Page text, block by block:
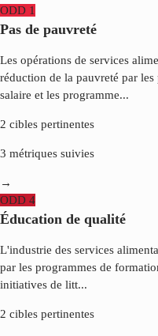
ODD 1
Pas de pauvreté
Les opérations de services
réduction de la pauvreté par
salaire et les programme...
2 cibles pertinentes
3 métriques suivies
→
ODD 4
Éducation de qualité
L'industrie des services
par les programmes de
initiatives de litt...
2 cibles pertinentes